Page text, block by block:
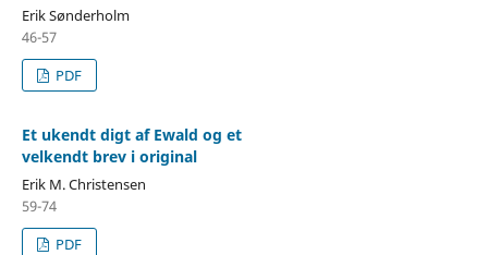
Erik Sønderholm
46-57
PDF
Et ukendt digt af Ewald og et
velkendt brev i original
Erik M. Christensen
59-74
PDF